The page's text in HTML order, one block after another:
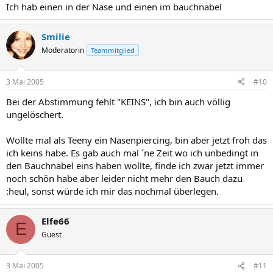
Ich hab einen in der Nase und einen im bauchnabel
Smilie
Moderatorin Teammitglied
3 Mai 2005 #10
Bei der Abstimmung fehlt "KEINS", ich bin auch völlig
ungelöschert.
Wollte mal als Teeny ein Nasenpiercing, bin aber jetzt froh das
ich keins habe. Es gab auch mal ´ne Zeit wo ich unbedingt in
den Bauchnabel eins haben wollte, finde ich zwar jetzt immer
noch schön habe aber leider nicht mehr den Bauch dazu
:heul, sonst würde ich mir das nochmal überlegen.
E Elfe66
Guest
3 Mai 2005 #11